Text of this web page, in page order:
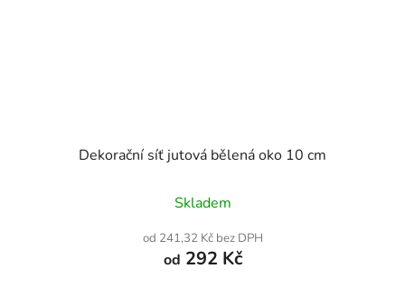
Dekorační síť jutová bělená oko 10 cm
Skladem
od 241,32 Kč bez DPH
od 292 Kč